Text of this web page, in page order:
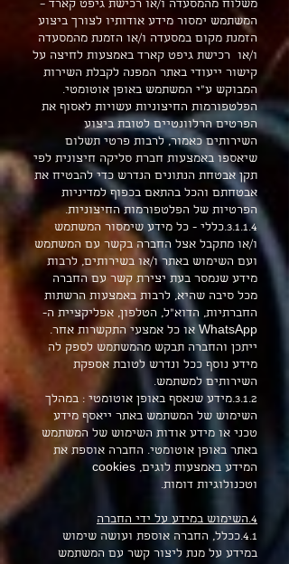
משלוח מהמסעדה ו/או רכישת גיפט קארד –
המשתמש ימסור מידע אודותיו לצורך ביצוע
הזמנת מקום במסעדה ו/או הזמנת מהמסעדה
ו/או רכישת גיפט קארד באמצעות לחיצה על
קישור ייעודי באתר המפנה לקבלת השירות
המבוקש ע"י המשתמש באופן אוטומטי.
הפלטפורמות החיצוניות עשויות לאסוף את
הפרטים הרלוונטיים לטובת ביצוע
השירותים כאמור, לרבות פרטי תשלום
שיאספו באמצעות חברת סליקה חיצונית לפי
תקן אבטחת הנתונים הנדרש כדי להבטיח את
אבטחתם והכל בהתאם בכפוף למדיניות
הפרטיות של הפלטפורמות החיצוניות.
3.1.1.4.כללי - כל מידע שימסור המשתמש
ו/או מתקבל אצל החברה בקשר עם המשתמש
ועם השימוש באתר ו/או בשירותים, לרבות
מידע שנמסר בעת יצירת קשר עם החברה
מכל סיבה שהיא, לרבות באמצעות הרשתות
החברתיות, הדוא"ל, הטלפון, אפליקציית ה-
WhatsApp או כל אמצעי התקשרות אחר.
ייתכן והחברה תבקש מהמשתמש לספק לה
מידע נוסף ככל ונדרש לטובת אספקת
השירותים למשתמש.
3.1.2.מידע שנאסף באופן אוטומטי : במהלך
השימוש של המשתמש באתר ייאסף מידע
טכני או מידע אודות השימוש של המשתמש
באתר באופן אוטומטי. החברה אוספת את
המידע באמצעות לוגים, cookies
וטכנולוגיות דומות.
4.השימוש במידע על ידי החברה
4.1.ככלל, החברה אוספת ועושה שימוש
במידע על מנת ליצור קשר עם המשתמש